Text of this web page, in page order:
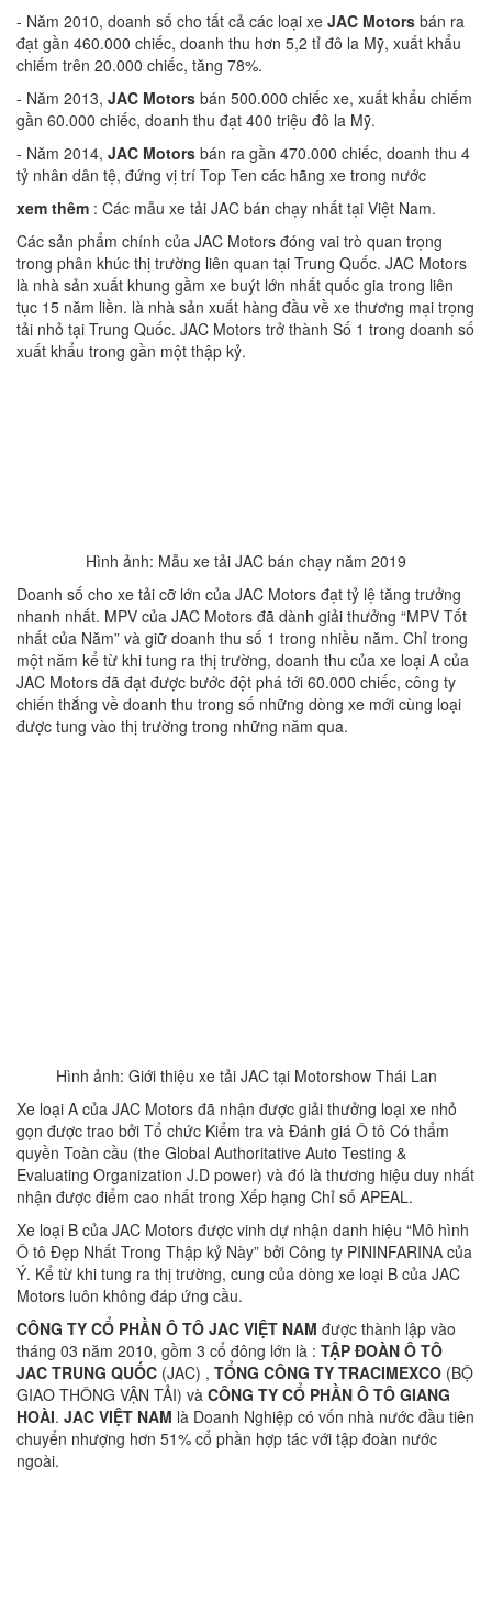
- Năm 2010, doanh số cho tất cả các loại xe JAC Motors bán ra
đạt gần 460.000 chiếc, doanh thu hơn 5,2 tỉ đô la Mỹ, xuất khẩu
chiếm trên 20.000 chiếc, tăng 78%.
- Năm 2013, JAC Motors bán 500.000 chiếc xe, xuất khẩu chiếm
gần 60.000 chiếc, doanh thu đạt 400 triệu đô la Mỹ.
- Năm 2014, JAC Motors bán ra gần 470.000 chiếc, doanh thu 4
tỷ nhân dân tệ, đứng vị trí Top Ten các hãng xe trong nước
xem thêm : Các mẫu xe tải JAC bán chạy nhất tại Việt Nam.
Các sản phẩm chính của JAC Motors đóng vai trò quan trọng
trong phân khúc thị trường liên quan tại Trung Quốc. JAC Motors
là nhà sản xuất khung gầm xe buýt lớn nhất quốc gia trong liên
tục 15 năm liền. là nhà sản xuất hàng đầu về xe thương mại trọng
tải nhỏ tại Trung Quốc. JAC Motors trở thành Số 1 trong doanh số
xuất khẩu trong gần một thập kỷ.
Hình ảnh: Mẫu xe tải JAC bán chạy năm 2019
Doanh số cho xe tải cỡ lớn của JAC Motors đạt tỷ lệ tăng trưởng
nhanh nhất. MPV của JAC Motors đã dành giải thưởng “MPV Tốt
nhất của Năm” và giữ doanh thu số 1 trong nhiều năm. Chỉ trong
một năm kể từ khi tung ra thị trường, doanh thu của xe loại A của
JAC Motors đã đạt được bước đột phá tới 60.000 chiếc, công ty
chiến thắng về doanh thu trong số những dòng xe mới cùng loại
được tung vào thị trường trong những năm qua.
Hình ảnh: Giới thiệu xe tải JAC tại Motorshow Thái Lan
Xe loại A của JAC Motors đã nhận được giải thưởng loại xe nhỏ
gọn được trao bởi Tổ chức Kiểm tra và Đánh giá Ô tô Có thẩm
quyền Toàn cầu (the Global Authoritative Auto Testing &
Evaluating Organization J.D power) và đó là thương hiệu duy nhất
nhận được điểm cao nhất trong Xếp hạng Chỉ số APEAL.
Xe loại B của JAC Motors được vinh dự nhận danh hiệu “Mô hình
Ô tô Đẹp Nhất Trong Thập kỷ Này” bởi Công ty PININFARINA của
Ý. Kể từ khi tung ra thị trường, cung của dòng xe loại B của JAC
Motors luôn không đáp ứng cầu.
CÔNG TY CỔ PHẦN Ô TÔ JAC VIỆT NAM được thành lập vào
tháng 03 năm 2010, gồm 3 cổ đông lớn là : TẬP ĐOÀN Ô TÔ
JAC TRUNG QUỐC (JAC) , TỔNG CÔNG TY TRACIMEXCO (BỘ
GIAO THÔNG VẬN TẢI) và CÔNG TY CỔ PHẦN Ô TÔ GIANG
HOÀI. JAC VIỆT NAM là Doanh Nghiệp có vốn nhà nước đầu tiên
chuyển nhượng hơn 51% cổ phần hợp tác với tập đoàn nước
ngoài.